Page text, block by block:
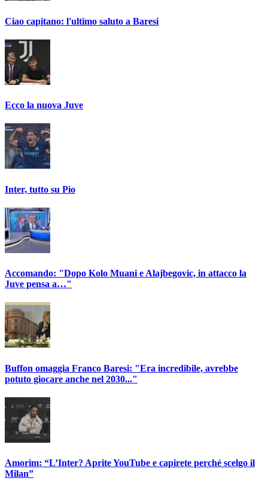
Ciao capitano: l'ultimo saluto a Baresi
Ecco la nuova Juve
Inter, tutto su Pio
Accomando: "Dopo Kolo Muani e Alajbegovic, in attacco la
Juve pensa a…"
Buffon omaggia Franco Baresi: "Era incredibile, avrebbe
potuto giocare anche nel 2030..."
Amorim: “L’Inter? Aprite YouTube e capirete perché scelgo il
Milan”